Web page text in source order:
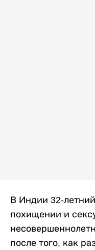
В Индии 32-
похищении и
после того, как